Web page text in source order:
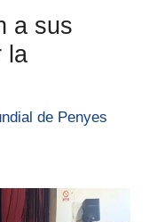
a sus
la
de Penyes